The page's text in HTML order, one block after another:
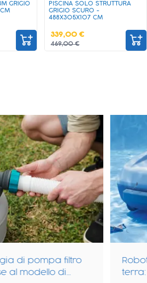
GRIGIO
PISCINA SOLO STRUTTURA
GRIGIO SCURO -
488X305X107 CM
339,00 €
469,00 €
pulitori per piscina fuori
differenze, tipologie e